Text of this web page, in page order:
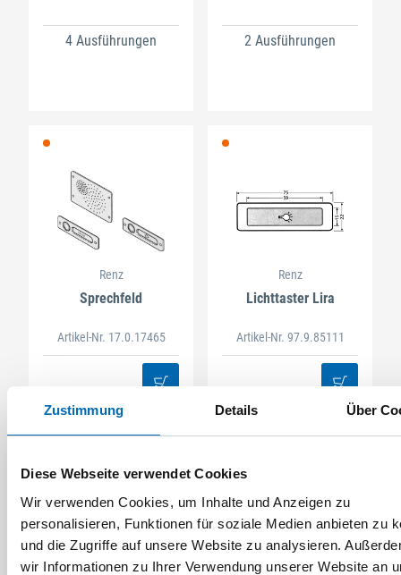
Zustimmung Details Über
Diese Webseite verwendet Cookies
Wir verwenden Cookies, um Inhalte und Anzeigen zu
personalisieren, Funktionen für soziale Medien anbieten zu
und die Zugriffe auf unsere Website zu analysieren.
wir Informationen zu Ihrer Verwendung unserer Website an
4 Ausführungen 2 Ausführungen
Renz
Sprechfeld
Artikel-Nr. 17.0.17465
Renz
Lichttaster Lira
Artikel-Nr. 97.9.85111